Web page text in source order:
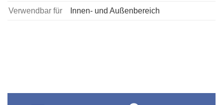
Verwendbar für Innen- und Außenbereich